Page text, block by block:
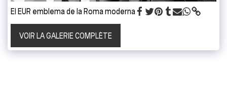
El EUR emblema de la Roma moderna
VOIR LA GALERIE COMPLÈTE